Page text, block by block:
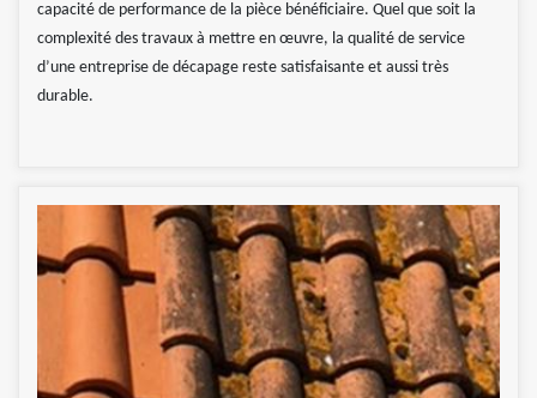
capacité de performance de la pièce bénéficiaire. Quel que soit la
complexité des travaux à mettre en œuvre, la qualité de service
d’une entreprise de décapage reste satisfaisante et aussi très
durable.